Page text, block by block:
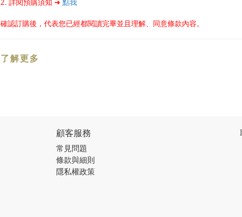
2. 詳閱預購須知 ➜ 點我
確認訂購後，代表您已經都閱讀完畢並且理解、同意條款內容。
了解更多
顧客服務
常見問題
條款與細則
隱私權政策